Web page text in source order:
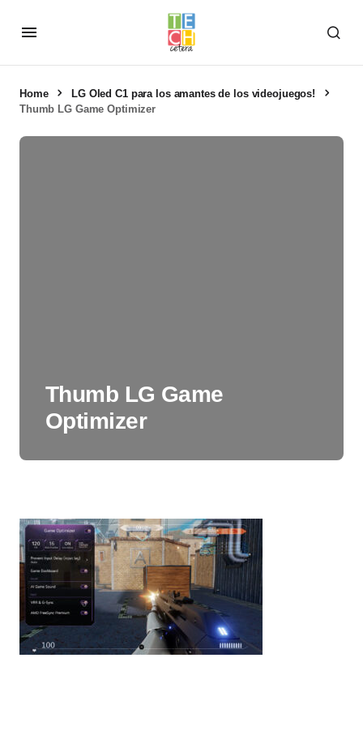
Home
LG Oled C1 para los amantes de los videojuegos!
Thumb LG Game Optimizer
Thumb LG Game
Optimizer